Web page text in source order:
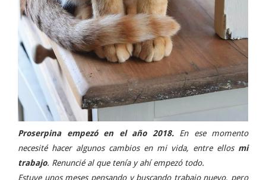
Proserpina empezó en el año 2018. En ese momento
necesité hacer algunos cambios en mi vida, entre ellos mi
trabajo. Renuncié al que tenía y ahí empezó todo.
Estuve unos meses pensando y buscando trabajo nuevo, pero